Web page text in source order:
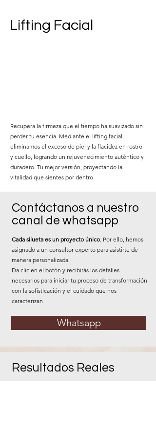
Lifting Facial
Recupera la firmeza que el tiempo ha suavizado sin
perder tu esencia. Mediante el lifting facial,
eliminamos el exceso de piel y la flacidez en rostro
y cuello, logrando un rejuvenecimiento auténtico y
duradero. Tu mejor versión, proyectando la
vitalidad que sientes por dentro.
Whatsapp
Contáctanos a nuestro
canal de whatsapp
Cada silueta es un proyecto único. Por ello, hemos
asignado a un consultor experto para asistirte de
manera personalizada.
Da clic en el botón y recibirás los detalles
necesarios para iniciar tu proceso de transformación
con la sofisticación y el cuidado que nos
caracterizan
Resultados Reales